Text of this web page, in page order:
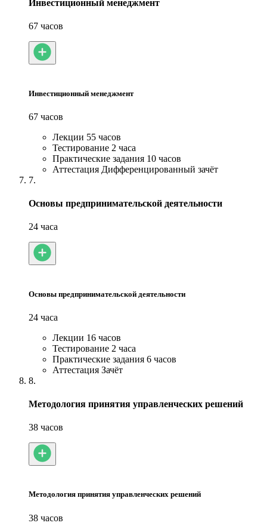
Инвестиционный менеджмент
67 часов
Инвестиционный менеджмент
67 часов
Лекции 55 часов
Тестирование 2 часа
Практические задания 10 часов
Аттестация Дифференцированный зачёт
7.
Основы предпринимательской деятельности
24 часа
Основы предпринимательской деятельности
24 часа
Лекции 16 часов
Тестирование 2 часа
Практические задания 6 часов
Аттестация Зачёт
8.
Методология принятия управленческих решений
38 часов
Методология принятия управленческих решений
38 часов